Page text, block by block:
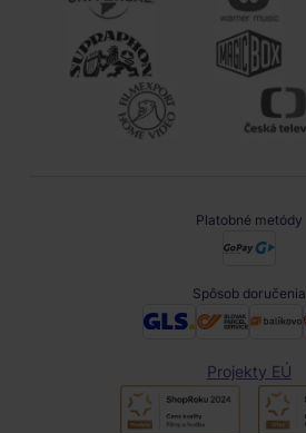
Platobné metódy
Spôsob doručenia
Projekty EÚ